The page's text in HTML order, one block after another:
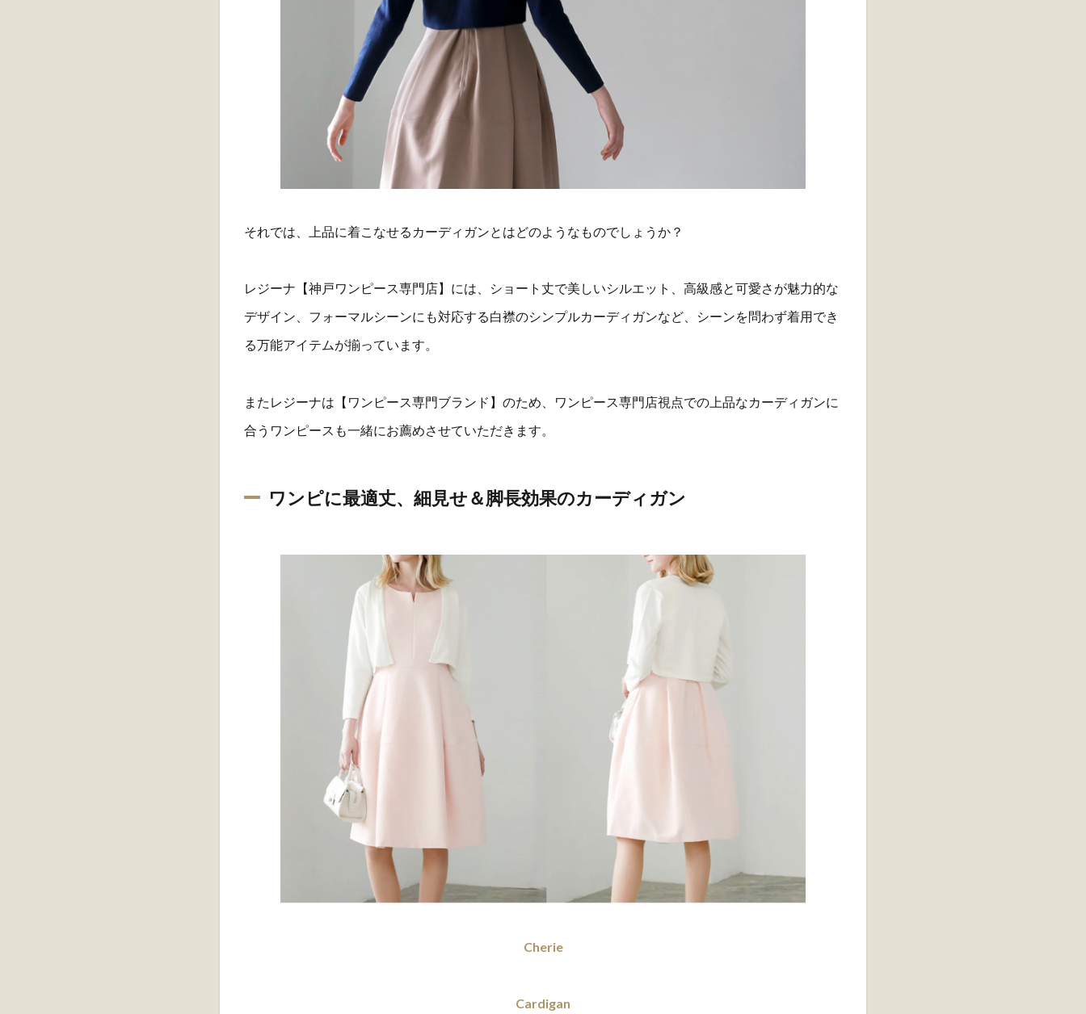
それでは、上品に着こなせるカーディガンとはどのようなものでしょうか？
レジーナ【神戸ワンピース専門店】には、ショート丈で美しいシルエット、高級感と可愛さが魅力的な
デザイン、フォーマルシーンにも対応する白襟のシンプルカーディガンなど、シーンを問わず着用でき
る万能アイテムが揃っています。
またレジーナは【ワンピース専門ブランド】のため、ワンピース専門店視点での上品なカーディガンに
合うワンピースも一緒にお薦めさせていただきます。
ワンピに最適丈、細見せ＆脚長効果のカーディガン
Cherie
Cardigan